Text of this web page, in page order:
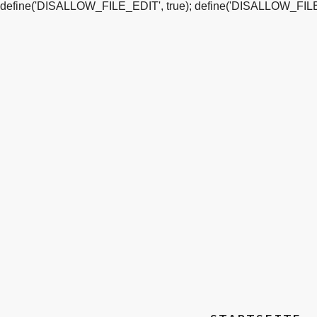
define('DISALLOW_FILE_EDIT', true);